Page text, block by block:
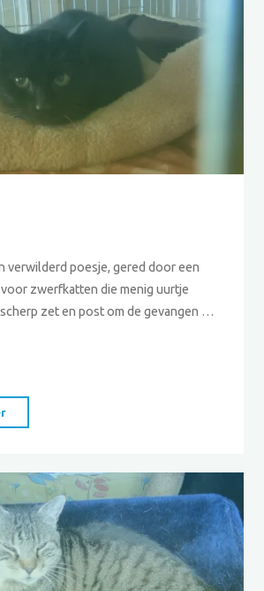
verwilderd poesje, gered door een
zwerfkatten die menig uurtje
zet en post om de gevangen …